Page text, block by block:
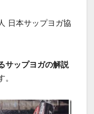
日本サップヨガ協
サップヨガの解説